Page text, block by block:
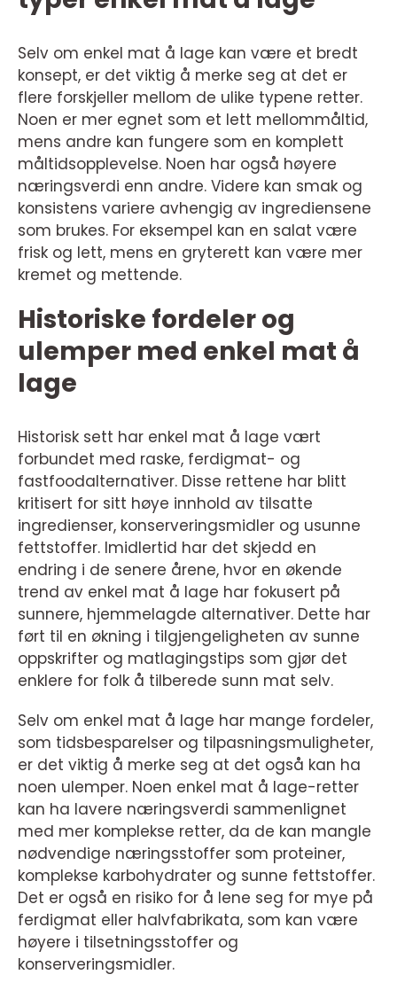
Selv om enkel mat å lage kan være et bredt
konsept, er det viktig å merke seg at det er
flere forskjeller mellom de ulike typene retter.
Noen er mer egnet som et lett mellommåltid,
mens andre kan fungere som en komplett
måltidsopplevelse. Noen har også høyere
næringsverdi enn andre. Videre kan smak og
konsistens variere avhengig av ingrediensene
som brukes. For eksempel kan en salat være
frisk og lett, mens en gryterett kan være mer
kremet og mettende.
Historiske fordeler og
ulemper med enkel mat å
lage
Historisk sett har enkel mat å lage vært
forbundet med raske, ferdigmat- og
fastfoodalternativer. Disse rettene har blitt
kritisert for sitt høye innhold av tilsatte
ingredienser, konserveringsmidler og usunne
fettstoffer. Imidlertid har det skjedd en
endring i de senere årene, hvor en økende
trend av enkel mat å lage har fokusert på
sunnere, hjemmelagde alternativer. Dette har
ført til en økning i tilgjengeligheten av sunne
oppskrifter og matlagingstips som gjør det
enklere for folk å tilberede sunn mat selv.
Selv om enkel mat å lage har mange fordeler,
som tidsbesparelser og tilpasningsmuligheter,
er det viktig å merke seg at det også kan ha
noen ulemper. Noen enkel mat å lage-retter
kan ha lavere næringsverdi sammenlignet
med mer komplekse retter, da de kan mangle
nødvendige næringsstoffer som proteiner,
komplekse karbohydrater og sunne fettstoffer.
Det er også en risiko for å lene seg for mye på
ferdigmat eller halvfabrikata, som kan være
høyere i tilsetningsstoffer og
konserveringsmidler.